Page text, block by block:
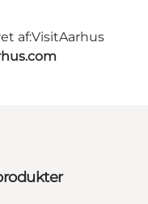
af:VisitAarhus